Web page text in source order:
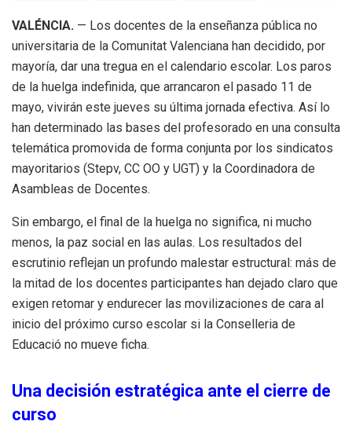
VALÉNCIA. — Los docentes de la enseñanza pública no
universitaria de la Comunitat Valenciana han decidido, por
mayoría, dar una tregua en el calendario escolar. Los paros
de la huelga indefinida, que arrancaron el pasado 11 de
mayo, vivirán este jueves su última jornada efectiva. Así lo
han determinado las bases del profesorado en una consulta
telemática promovida de forma conjunta por los sindicatos
mayoritarios (Stepv, CC OO y UGT) y la Coordinadora de
Asambleas de Docentes.
Sin embargo, el final de la huelga no significa, ni mucho
menos, la paz social en las aulas. Los resultados del
escrutinio reflejan un profundo malestar estructural: más de
la mitad de los docentes participantes han dejado claro que
exigen retomar y endurecer las movilizaciones de cara al
inicio del próximo curso escolar si la Conselleria de
Educació no mueve ficha.
Una decisión estratégica ante el cierre de
curso